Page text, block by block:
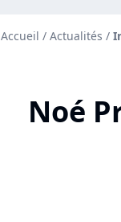
Accueil / Actualités /
Noé